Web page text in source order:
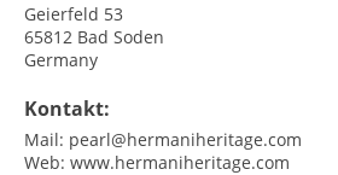
Geierfeld 53
65812 Bad Soden
Germany
Kontakt:
Mail: pearl@hermaniheritage.com
Web: www.hermaniheritage.com